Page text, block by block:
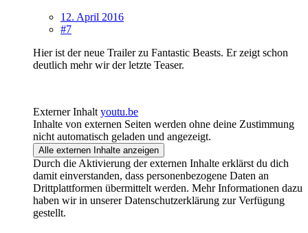
12. April 2016
#7
Hier ist der neue Trailer zu Fantastic Beasts. Er zeigt schon
deutlich mehr wir der letzte Teaser.
Externer Inhalt youtu.be
Inhalte von externen Seiten werden ohne deine Zustimmung
nicht automatisch geladen und angezeigt.
Alle externen Inhalte anzeigen
Durch die Aktivierung der externen Inhalte erklärst du dich
damit einverstanden, dass personenbezogene Daten an
Drittplattformen übermittelt werden. Mehr Informationen dazu
haben wir in unserer Datenschutzerklärung zur Verfügung
gestellt.